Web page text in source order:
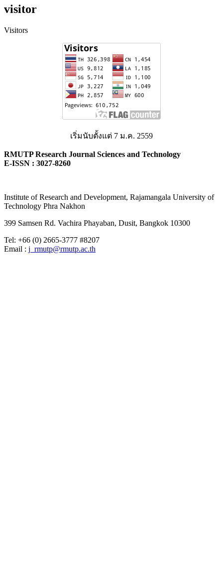
visitor
Visitors
เริ่มนับตั้งแต่ 7 ม.ค. 2559
RMUTP Research Journal Sciences and Technology
E-ISSN : 3027-8260
Institute of Research and Development, Rajamangala University of
Technology Phra Nakhon
399 Samsen Rd. Vachira Phayaban, Dusit, Bangkok 10300
Tel: +66 (0) 2665-3777 #8207
Email : j_rmutp@rmutp.ac.th